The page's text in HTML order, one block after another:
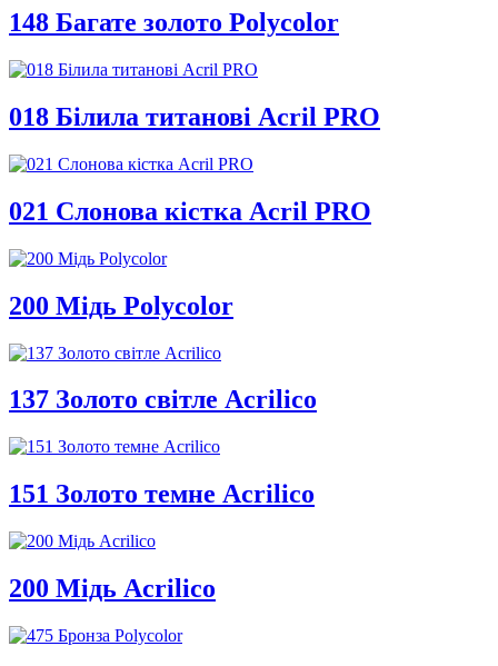
148 Багате золото Polycolor
018 Білила титанові Acril PRO
021 Слонова кістка Acril PRO
200 Мідь Polycolor
137 Золото світле Acrilico
151 Золото темне Acrilico
200 Мідь Acrilico